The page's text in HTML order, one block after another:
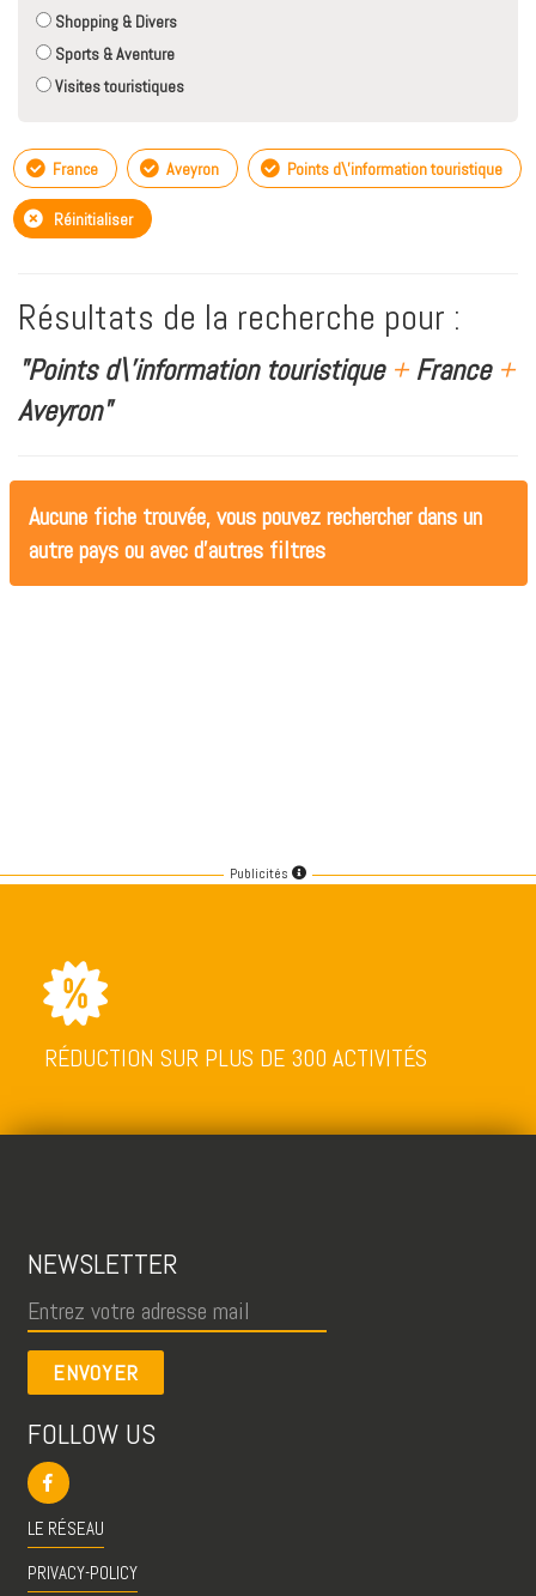
Shopping & Divers
Sports & Aventure
Visites touristiques
France Aveyron Points d\'information touristique
Réinitialiser
Résultats de la recherche pour :
"Points d\'information touristique +France +
Aveyron"
Aucune fiche trouvée, vous pouvez rechercher dans un
autre pays ou avec d'autres filtres
Publicités
RÉDUCTION SUR PLUS DE 300 ACTIVITÉS
NEWSLETTER
ENVOYER
FOLLOW US
LE RÉSEAU
PRIVACY-POLICY